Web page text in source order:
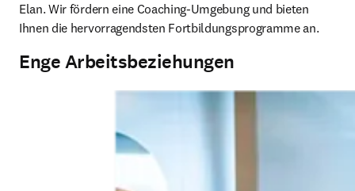
Elan. Wir fördern eine Coaching-Umgebung und bieten
Ihnen die hervorragendsten Fortbildungsprogramme an.
Enge Arbeitsbeziehungen